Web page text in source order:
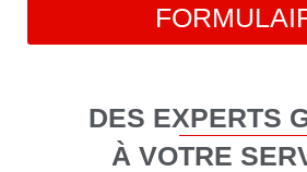
DES EXPERTS
À VOTRE